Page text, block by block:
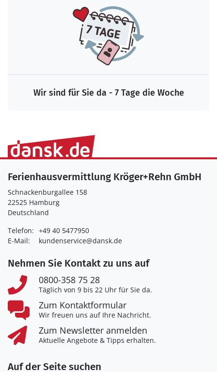
Wir sind für Sie da - 7 Tage die Woche
Ferienhausvermittlung Kröger+Rehn GmbH
Schnackenburgallee 158
22525 Hamburg
Deutschland
Telefon: +49 40 5477950
E-Mail:
kundenservice@dansk.de
Nehmen Sie Kontakt zu uns auf
0800-358 75 28
Täglich von 9 bis 22 Uhr für Sie da.
Zum Kontaktformular
Wir freuen uns auf Ihre Nachricht.
Zum Newsletter anmelden
Aktuelle Angebote & Tipps erhalten.
Auf der Seite suchen